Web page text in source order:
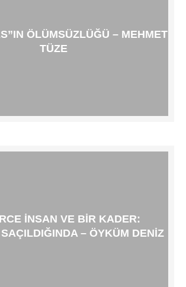
ÖLÜMSÜZLÜĞÜ – MEHMET
TÜZE
INSAN VE BIR KADER:
– ÖYKÜM DENIZ